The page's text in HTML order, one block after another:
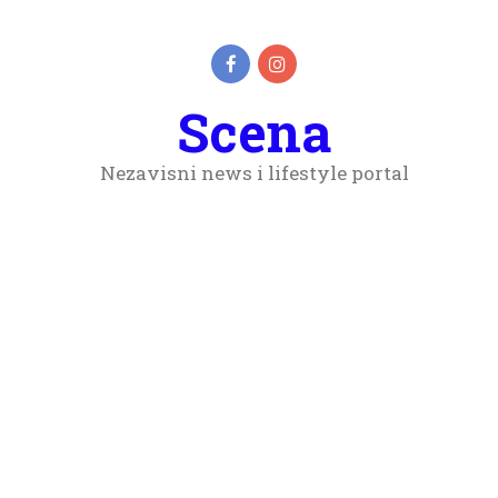
Scena
Nezavisni news i lifestyle portal